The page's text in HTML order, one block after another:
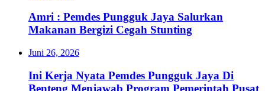
Amri : Pemdes Pungguk Jaya Salurkan
Makanan Bergizi Cegah Stunting
Juni 26, 2026
Ini Kerja Nyata Pemdes Pungguk Jaya Di
Benteng Menjawab Program Pemerintah Pusat